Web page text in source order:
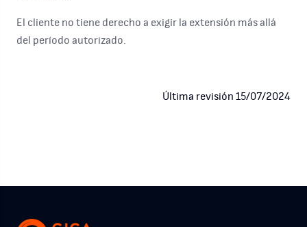
El cliente no tiene derecho a exigir la extensión más allá
del período autorizado.
Última revisión 15/07/2024